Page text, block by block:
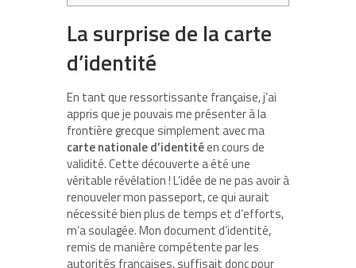
La surprise de la carte
d’identité
En tant que ressortissante française, j’ai
appris que je pouvais me présenter à la
frontière grecque simplement avec ma
carte nationale d’identitéen cours de
validité. Cette découverte a été une
véritable révélation ! L’idée de ne pas avoir à
renouveler mon passeport, ce qui aurait
nécessité bien plus de temps et d’efforts,
m’a soulagée. Mon document d’identité,
remis de manière compétente par les
autorités françaises, suffisait donc pour